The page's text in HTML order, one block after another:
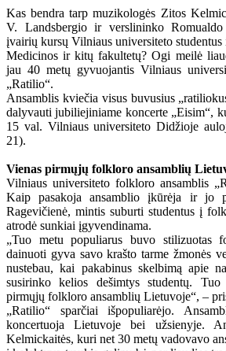
Kas bendra tarp muzikologės Zitos
V. Landsbergio ir verslininko
įvairių kursų Vilniaus universiteto
Medicinos ir kitų fakultetų? Ogi meilė
jau 40 metų gyvuojantis Vilniaus
„Ratilio“.
Ansamblis kviečia visus buvusius
dalyvauti jubiliejiniame koncerte „Eisim“,
15 val. Vilniaus universiteto Didžioje
21).
Vienas pirmųjų folkloro ansamblių
Vilniaus universiteto folkloro ansamblis
Kaip pasakoja ansamblio įkūrėja ir jo
Ragevičienė, mintis suburti studentus į
atrodė sunkiai įgyvendinama.
„Tuo metu populiarus buvo stilizuotas
dainuoti gyva savo krašto tarme žmonės
nustebau, kai pakabinus skelbimą apie
susirinko kelios dešimtys studentų.
pirmųjų folkloro ansamblių Lietuvoje“, –
„Ratilio“ sparčiai išpopuliarėjo.
koncertuoja Lietuvoje bei užsienyje.
Kelmickaitės, kuri net 30 metų vadovavo